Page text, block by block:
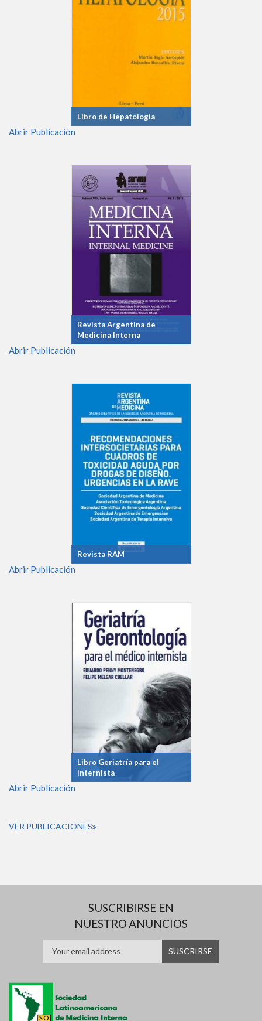
Libro de Hepatología
Abrir Publicación
Revista Argentina de
Medicina Interna
Abrir Publicación
Revista RAM
Abrir Publicación
Libro Geriatría para el
Internista
Abrir Publicación
VER PUBLICACIONES
SUSCRIBIRSE EN
NUESTRO ANUNCIOS